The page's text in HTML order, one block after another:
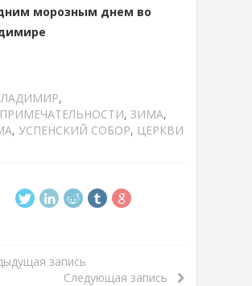
морозным днем во
,
, ЗИМА,
, УСПЕНСКИЙ СОБОР, ЦЕРКВИ
запись
Следующая запись